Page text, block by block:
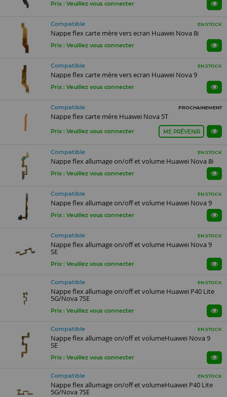
Prix : Veuillez vous connecter
Compatible EN STOCK
Nappe flex carte mère vers ecran Huawei Nova 8i
Prix : Veuillez vous connecter
Compatible EN STOCK
Nappe flex carte mère vers ecran Huawei Nova 9
Prix : Veuillez vous connecter
Compatible PROCHAINEMENT
Nappe flex carte mère Huawei Nova 5T
Prix : Veuillez vous connecter ME PRÉVENIR
Compatible EN STOCK
Nappe flex allumage on/off et volume Huawei Nova 8i
Prix : Veuillez vous connecter
Compatible EN STOCK
Nappe flex allumage on/off et volume Huawei Nova 9
Prix : Veuillez vous connecter
Compatible EN STOCK
Nappe flex allumage on/off et volume Huawei Nova 9
SE
Prix : Veuillez vous connecter
Compatible EN STOCK
Nappe flex allumage on/off et volume Huawei P40 Lite
5G/Nova 7SE
Prix : Veuillez vous connecter
Compatible EN STOCK
Nappe flex allumage on/off et volumeHuawei Nova 9
SE
Prix : Veuillez vous connecter
Compatible EN STOCK
Nappe flex allumage on/off et volumeHuawei P40 Lite
5G/Nova 7SE